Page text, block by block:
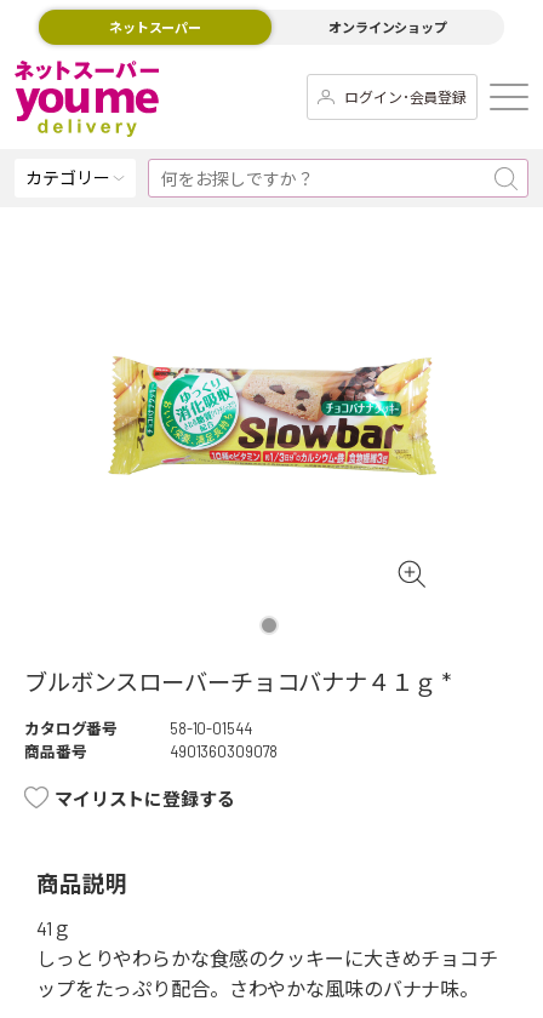
ネットスーパー オンラインショップ
ログイン･会員登録
カテゴリー
ブルボンスローバーチョコバナナ４１ｇ *
カタログ番号
58-10-01544
商品番号
4901360309078
マイリストに登録する
商品説明
41ｇ
しっとりやわらかな食感のクッキーに大きめチョコチ
ップをたっぷり配合。さわやかな風味のバナナ味。